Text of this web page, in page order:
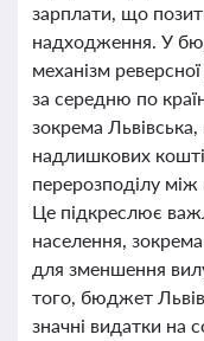
зарплати, що
надходження. У
механізм
за середню по
зокрема
надлишкових
перерозподілу
Це підкреслює
населення,
для зменшення
того, бюджет
значні видатки на